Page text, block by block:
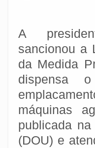
A
sancionou a
da Medida
dispensa
máquinas
publicada
(DOU) e